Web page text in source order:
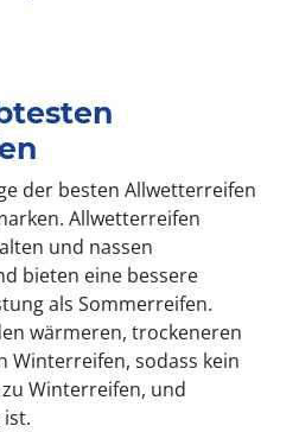
der besten Allwetterreifen
Allwetterreifen
und nassen
bieten eine bessere
als Sommerreifen.
wärmeren, trockeneren
Winterreifen, sodass kein
Winterreifen, und